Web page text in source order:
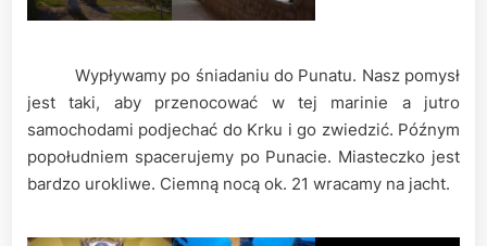
Wypływamy po śniadaniu do Punatu. Nasz pomysł
jest taki, aby przenocować w tej marinie a jutro
samochodami podjechać do Krku i go zwiedzić. Późnym
popołudniem spacerujemy po Punacie. Miasteczko jest
bardzo urokliwe. Ciemną nocą ok. 21 wracamy na jacht.